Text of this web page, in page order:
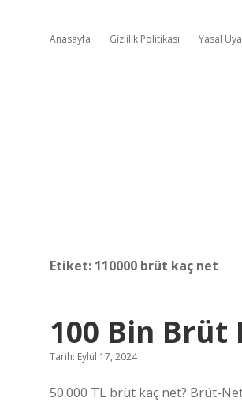
Anasayfa Gizlilik Politikası Yasal
Etiket: 110000 brüt kaç net
100 Bin Brüt
Tarih: Eylül 17, 2024
50.000 TL brüt kaç net? Brüt-